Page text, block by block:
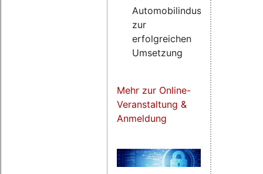
Automobilindustrie
zur
erfolgreichen
Umsetzung
Mehr zur Online-
Veranstaltung &
Anmeldung